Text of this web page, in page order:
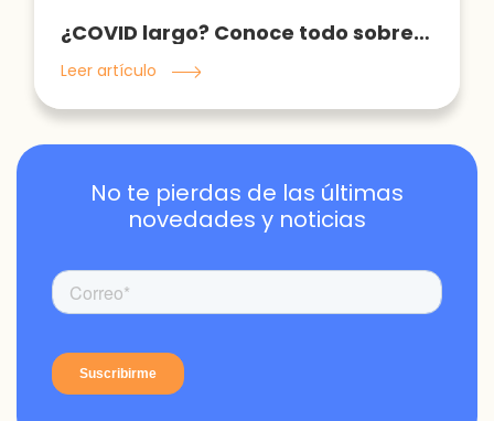
¿COVID largo? Conoce todo sobre las secuelas del virus SARS-CoV-2
Leer artículo
No te pierdas de las últimas
novedades y noticias